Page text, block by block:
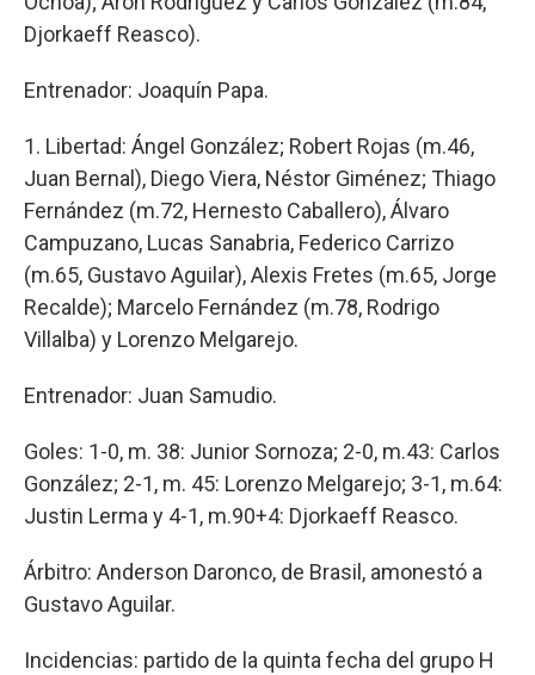
Djorkaeff Reasco).
Entrenador: Joaquín Papa.
1. Libertad: Ángel González; Robert Rojas (m.46,
Juan Bernal), Diego Viera, Néstor Giménez; Thiago
Fernández (m.72, Hernesto Caballero), Álvaro
Campuzano, Lucas Sanabria, Federico Carrizo
(m.65, Gustavo Aguilar), Alexis Fretes (m.65, Jorge
Recalde); Marcelo Fernández (m.78, Rodrigo
Villalba) y Lorenzo Melgarejo.
Entrenador: Juan Samudio.
Goles: 1-0, m. 38: Junior Sornoza; 2-0, m.43: Carlos
González; 2-1, m. 45: Lorenzo Melgarejo; 3-1, m.64:
Justin Lerma y 4-1, m.90+4: Djorkaeff Reasco.
Árbitro: Anderson Daronco, de Brasil, amonestó a
Gustavo Aguilar.
Incidencias: partido de la quinta fecha del grupo H